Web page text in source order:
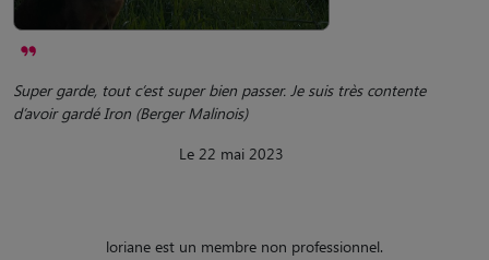
Super garde, tout c’est super bien passer. Je suis très contente
d’avoir gardé Iron (Berger Malinois)
Le 22 mai 2023
loriane est un membre non professionnel.